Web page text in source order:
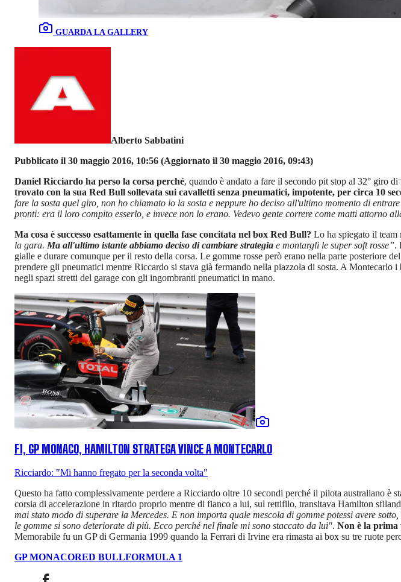
GUARDA LA GALLERY
Alberto Sabbatini
Pubblicato il 30 maggio 2016, 10:56 (Aggiornato il 30 maggio 2016, 09:43)
Daniel Ricciardo ha perso la corsa perché, quando è andato a fare il secondo pit stop al 32° giro di
trovato con la sua Red Bull sollevata sui cavalletti senza pneumatici, impotente, per circa 10
fare la sosta quel giro, non ho chiamato io la sosta e neppure ho deciso all'ultimo momento di
pronti: era il loro compito esserlo, e invece non lo erano. Vedevo gente correre come matti attorno
Ma cosa è successo esattamente in quella fase concitata nel box Red Bull? Lo ha spiegato il team
la gara. Ma all'ultimo istante abbiamo deciso di cambiare strategia e montargli le super soft rosse”.
gialle e durare comunque per il resto della corsa. Le gomme rosse però erano nella parte posteriore
prendere gli pneumatici mentre Riccardo si stava già fermando nella piazzola di sosta. A
negli spazi stretti del garage con gli ingombranti pneumatici in mano.
F1, GP MONACO, HAMILTON STRATEGA VINCE A MONTECARLO
Ricciardo: "Mi hanno fregato per la seconda volta"
Questo ha fatto complessivamente perdere a Ricciardo oltre 10 secondi perché il pilota australiano
corsia di accelerazione in ritardo proprio mentre di fianco a lui, sul rettifilo, transitava Hamilton
mai stato modo di superare la Mercedes. E non importa quale mescola di gomme potessi avere
le gomme si sono deteriorate di più. Ecco perché nel finale mi sono staccato da lui". Non è la prima
Memorabile fu un GP di Germania 1999 quando la Ferrari di Irvine era rimasta ai box su tre ruote
GP MONACORED BULLFORMULA 1